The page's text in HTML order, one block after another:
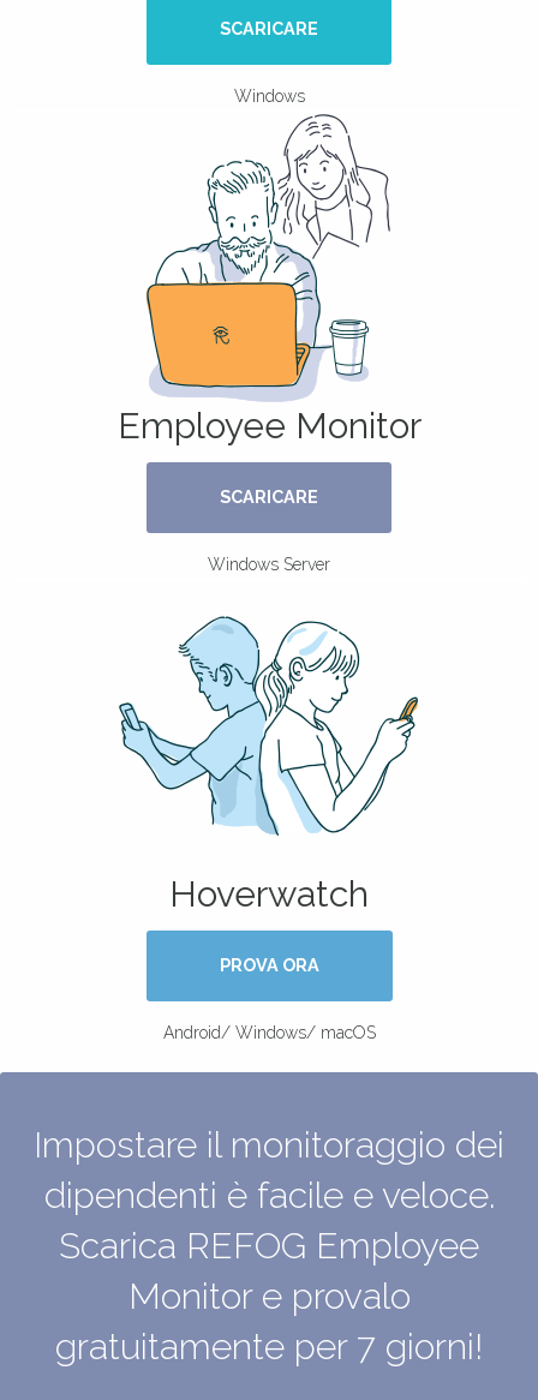
SCARICARE
Windows
Employee Monitor
SCARICARE
Windows Server
Hoverwatch
PROVA ORA
Android/ Windows/ macOS
Impostare il monitoraggio dei
dipendenti è facile e veloce.
Scarica REFOG Employee
Monitor e provalo
gratuitamente per 7 giorni!